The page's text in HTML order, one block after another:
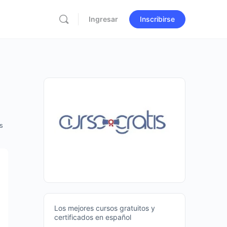
Ingresar Inscribirse
Los mejores cursos gratuitos y
certificados en español